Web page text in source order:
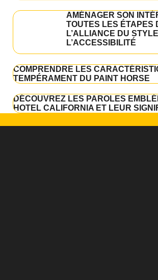
AMÉNAGER SON
TOUTES LES ÉTAPES
L’ALLIANCE DU
L’ACCESSIBILITÉ
COMPRENDRE LES
TEMPÉRAMENT DU PAINT HORSE
DÉCOUVREZ LES PAROLES
HOTEL CALIFORNIA ET LEUR